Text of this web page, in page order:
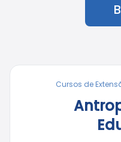
Cursos de